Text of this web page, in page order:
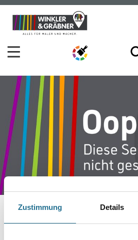
Zustimmung Details
Zum
Inhalt
Zum
Navigationsmenü